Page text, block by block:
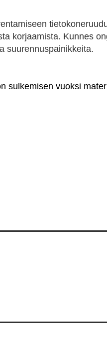
korjaamista. Kunnes
suurennuspainikkeita.
sulkemisen vuoksi